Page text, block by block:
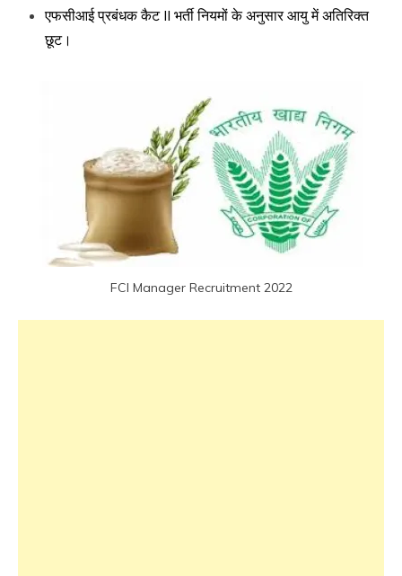
एफसीआई प्रबंधक कैट II भर्ती नियमों के अनुसार आयु में अतिरिक्त
छूट।
FCI Manager Recruitment 2022